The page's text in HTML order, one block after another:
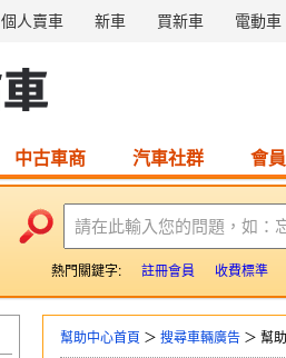
個人賣車 新車 買新車 電動車
中古車商 汽車社群 會
請在此輸入您的問題，如：
熱門關鍵字: 註冊會員 收費標準
幫助中心首頁 ＞ 搜尋車輛廣告 ＞ 幫